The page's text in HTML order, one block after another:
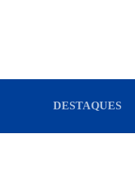
DESTAQUES